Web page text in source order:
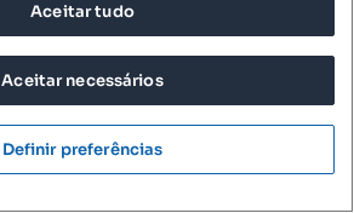
Aceitar tudo
Aceitar necessários
Definir preferências